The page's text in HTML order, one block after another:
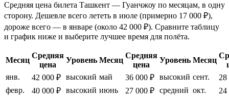
Средняя цена билета Ташкент — Гуанчжоу по месяцам, в одну
сторону. Дешевле всего лететь в июле (примерно 17 000 ₽),
дороже всего — в январе (около 42 000 ₽). Сравните таблицу
и график ниже и выберите лучшее время для полёта.
Месяц
Средняя
цена
Уровень Месяц
Средняя
цена
Уровень Месяц
янв.
42 000 ₽ высокий май 36 000 ₽ высокий сент.
28
февр.
40 000 ₽ высокий июнь 27 000 ₽ средний окт.
24